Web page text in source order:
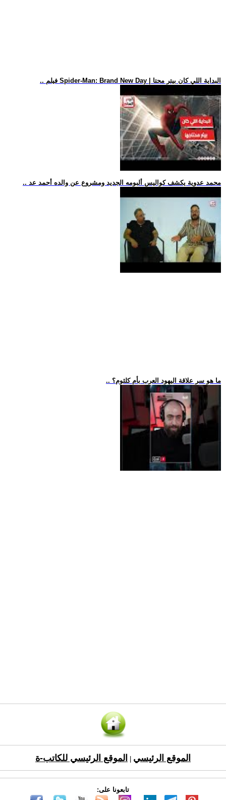
.. فيلم Spider-Man: Brand New Day | البداية اللي كان بيتر محتا
.. محمد عدوية يكشف كواليس ألبومه الجديد ومشروع عن والده أحمد عد
.. ما هو سر علاقة اليهود العرب بأم كلثوم؟
الموقع الرئيسي الموقع الرئيسي للكاتب-ة
تابعونا على: